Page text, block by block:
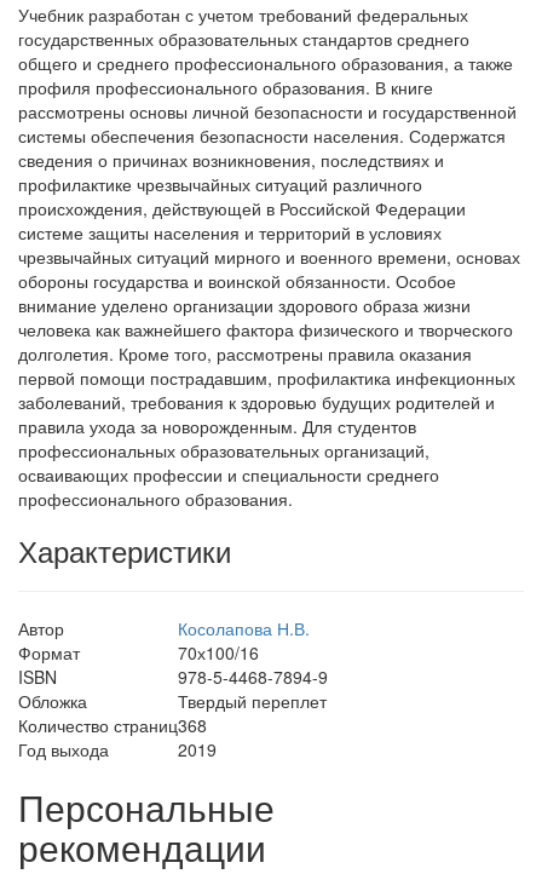
Учебник разработан с учетом требований федеральных
государственных образовательных стандартов среднего
общего и среднего профессионального образования, а также
профиля профессионального образования. В книге
рассмотрены основы личной безопасности и государственной
системы обеспечения безопасности населения. Содержатся
сведения о причинах возникновения, последствиях и
профилактике чрезвычайных ситуаций различного
происхождения, действующей в Российской Федерации
системе защиты населения и территорий в условиях
чрезвычайных ситуаций мирного и военного времени, основах
обороны государства и воинской обязанности. Особое
внимание уделено организации здорового образа жизни
человека как важнейшего фактора физического и творческого
долголетия. Кроме того, рассмотрены правила оказания
первой помощи пострадавшим, профилактика инфекционных
заболеваний, требования к здоровью будущих родителей и
правила ухода за новорожденным. Для студентов
профессиональных образовательных организаций,
осваивающих профессии и специальности среднего
профессионального образования.
Характеристики
Автор
Косолапова Н.В.
Формат
70х100/16
ISBN
978-5-4468-7894-9
Обложка
Твердый переплет
Количество страниц368
Год выхода
2019
Персональные
рекомендации